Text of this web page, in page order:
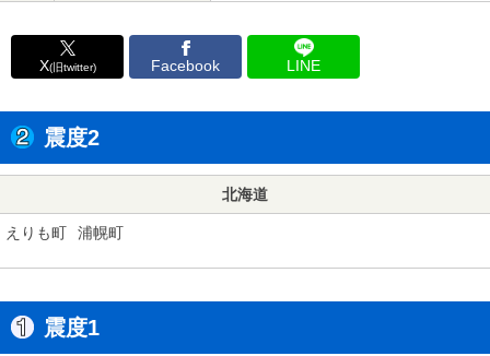
X(旧twitter) Facebook LINE
震度2
北海道
えりも町 浦幌町
震度1